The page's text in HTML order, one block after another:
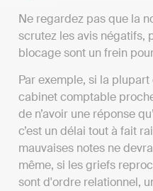
Ne regardez pas que la
scrutez les avis négatifs,
blocage sont un frein
Par exemple, si la
cabinet comptable
de n’avoir une réponse
c’est un délai tout à fait
mauvaises notes ne
même, si les griefs
sont d'ordre relationnel,